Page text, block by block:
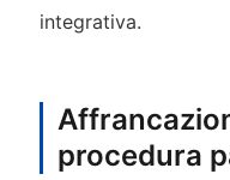
integrativa.
procedura